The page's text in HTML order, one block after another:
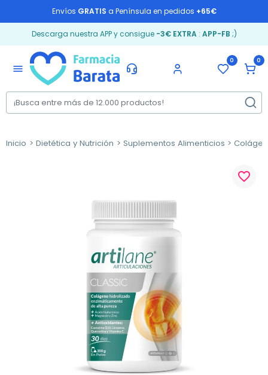
Envíos GRATIS a Península en pedidos +65€
Descarga nuestra APP y consigue -3€ EXTRA: APP-FB ;)
menu
0 0
Inicio Dietética y Nutrición Suplementos Alimenticios
favorite_border